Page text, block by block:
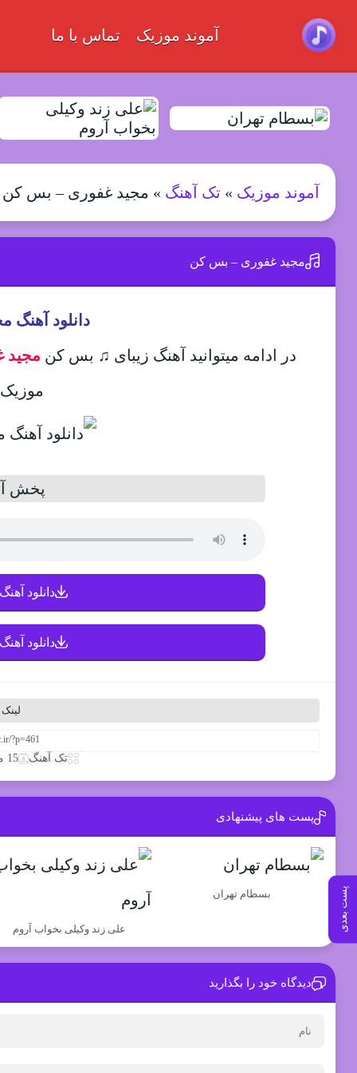
آموند موزیک تماس با ما
آموند موزیک » تک آهنگ » مجید غفوری – بس کن
پست بعدی
مجید غفوری – بس کن
دانلود
در ادامه میتوانید آهنگ زیبای ♫ بس کن مجید
موزیک
پخش
دانلود
دانلود
تک آهنگ 15 مارس 2020
پست های پیشنهادی
بسطام تهران
علی زند وکیلی بخواب آروم
دیدگاه خود را بگذارید